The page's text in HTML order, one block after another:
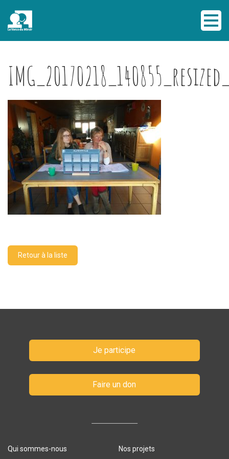
Retour à la liste
Je participe
Faire un don
Qui sommes-nous Nos projets